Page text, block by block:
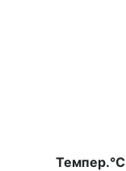
Темпер.°C